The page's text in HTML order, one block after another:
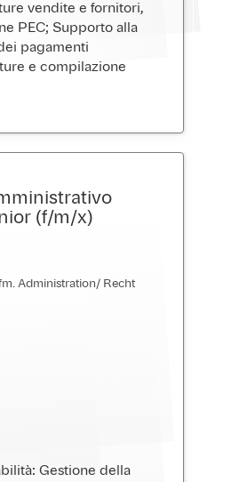
vendite e fornitori,
PEC; Supporto alla
pagamenti
e compilazione
(f/m/x)
Administration/ Recht
Gestione della